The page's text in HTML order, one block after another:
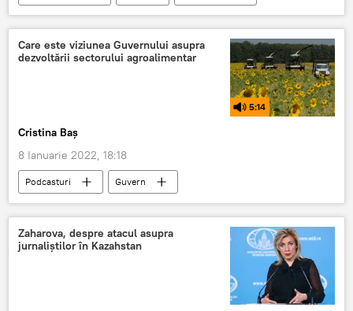
violență
proteste
Care este viziunea Guvernului asupra
dezvoltării sectorului agroalimentar
5:14
Cristina Baș
8 Ianuarie 2022, 18:18
Podcasturi
Guvern
Produse agroalimentare
agricultura
strategie de dezvoltare
Podcast
Zaharova, despre atacul asupra
jurnaliștilor în Kazahstan